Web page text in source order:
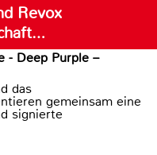
Revox
- Deep Purple –
das
gemeinsam eine
signierte